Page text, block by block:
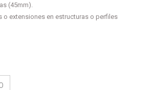
(45mm).
o extensiones en estructuras o perfiles